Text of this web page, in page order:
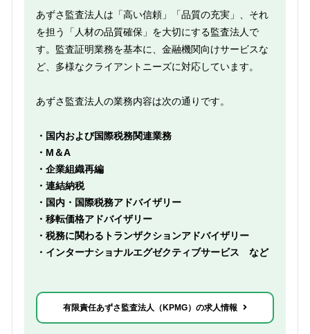
あずさ監査法人は「高い信頼」「品質の充実」、それ
を担う「人材の品質確保」を大切にする監査法人で
す。監査証明業務を基本に、金融機関向けサービスな
ど、多様なクライアントニーズに対応しています。
あずさ監査法人の業務内容は次の通りです。
・国内および国際税務関連業務
・M＆A
・企業組織再編
・連結納税
・国内・国際税務アドバイザリー
・移転価格アドバイザリー
・税務に関わるトランザクションアドバイザリー
・インターナショナルエグゼクティブサービス など
有限責任あずさ監査法人（KPMG）の求人情報